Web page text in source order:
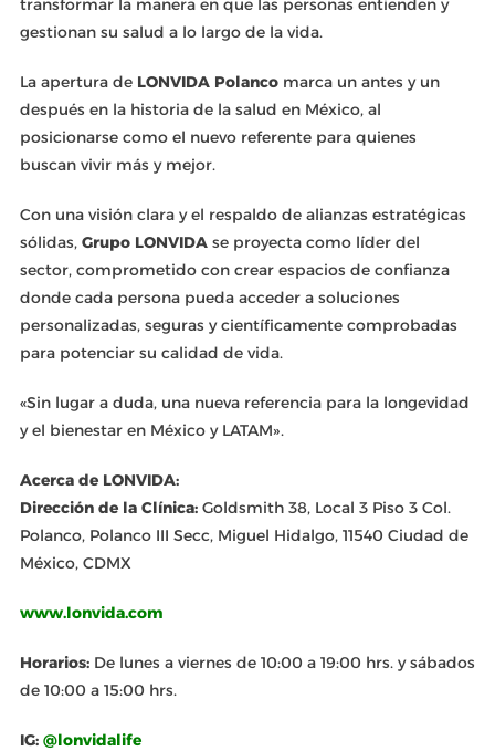
transformar la manera en que las personas entienden y
gestionan su salud a lo largo de la vida.
La apertura de LONVIDA Polancomarca un antes y un
después en la historia de la salud en México, al
posicionarse como el nuevo referente para quienes
buscan vivir más y mejor.
Con una visión clara y el respaldo de alianzas estratégicas
sólidas, Grupo LONVIDAse proyecta como líder del
sector, comprometido con crear espacios de confianza
donde cada persona pueda acceder a soluciones
personalizadas, seguras y científicamente comprobadas
para potenciar su calidad de vida.
«Sin lugar a duda, una nueva referencia para la longevidad
y el bienestar en México y LATAM».
Acerca de LONVIDA:
Dirección de la Clínica: Goldsmith 38, Local 3 Piso 3 Col.
Polanco, Polanco III Secc, Miguel Hidalgo, 11540 Ciudad de
México, CDMX
www.lonvida.com
Horarios:De lunes a viernes de 10:00 a 19:00 hrs. y sábados
de 10:00 a 15:00 hrs.
IG: @lonvidalife